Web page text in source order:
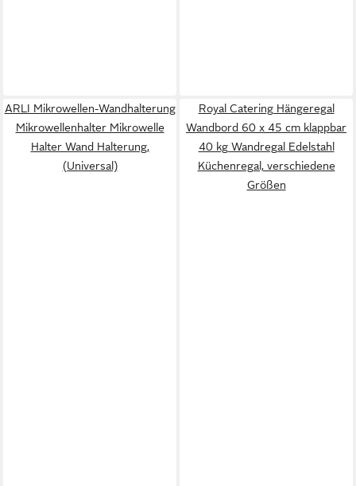
ARLI Mikrowellen-Wandhalterung
Mikrowellenhalter Mikrowelle
Halter Wand Halterung,
(Universal)
Royal Catering Hängeregal
Wandbord 60 x 45 cm klappbar
40 kg Wandregal Edelstahl
Küchenregal, verschiedene
Größen